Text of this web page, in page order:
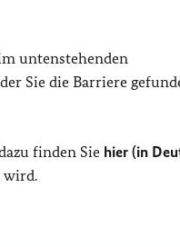
untenstehenden
Sie die Barriere
finden Sie hier (in
wird.